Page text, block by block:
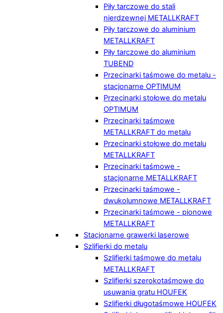
Piły tarczowe do stali
nierdzewnej METALLKRAFT
Piły tarczowe do aluminium
METALLKRAFT
Piły tarczowe do aluminium
TUBEND
Przecinarki taśmowe do metalu -
stacjonarne OPTIMUM
Przecinarki stołowe do metalu
OPTIMUM
Przecinarki taśmowe
METALLKRAFT do metalu
Przecinarki stołowe do metalu
METALLKRAFT
Przecinarki taśmowe -
stacjonarne METALLKRAFT
Przecinarki taśmowe -
dwukolumnowe METALLKRAFT
Przecinarki taśmowe - pionowe
METALLKRAFT
Stacjonarne grawerki laserowe
Szlifierki do metalu
Szlifierki taśmowe do metalu
METALLKRAFT
Szlifierki szerokotaśmowe do
usuwania gratu HOUFEK
Szlifierki długotaśmowe HOUFEK